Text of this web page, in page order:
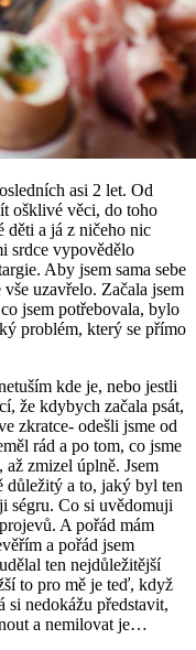
asi 2 let. Od
ošklivé věci, do toho
děti a já z ničeho nic
srdce vypovědělo
Aby jsem sama sebe
uzavřelo. Začala jsem
jsem potřebovala, bylo
problém, který se přímo
kde je, nebo jestli
že kdybych začala psát,
zkratce- odešli jsme od
rád a po tom, co jsme
zmizel úplně. Jsem
důležitý a to, jaký byl ten
ségru. Co si uvědomuji
A pořád mám
a pořád jsem
ten nejdůležitější
to pro mě je teď, když
nedokážu představit,
a nemilovat je…